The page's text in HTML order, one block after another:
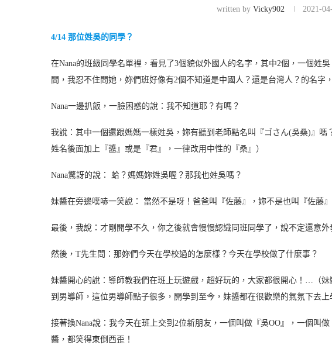
written byVicky902 2021-
4/14 那位姓吳的同學？
在Nana的班級同學名單裡，看見了3個貌似外國人的名字，其中2個，一個姓
間，我忍不住問她，妳們班好像有2個不知道是中國人？還是台灣人？的名字
Nana一邊扒飯，一臉困惑的說：我不知道耶？有嗎？
我說：其中一個還跟媽媽一樣姓吳，妳有聽到老師點名叫『ゴさん(吳桑)』
姓名後面加上『醬』或是『君』，一律改用中性的『桑』）
Nana驚訝的說： 蛤？媽媽妳姓吳喔？那我也姓吳嗎？
妹醬在旁邊噗哧一笑說： 當然不是呀！爸爸叫『佐藤』，妳不是也叫『佐藤』
最後，我說：才剛開學不久，你之後就會慢慢認識同班同學了，說不定還意外
然後，T先生問：那妳們今天在學校過的怎麼樣？今天在學校做了什麼事？
妹醬開心的說：導師教我們在班上玩遊戲，超好玩的，大家都很開心！…（
到男導師，這位男導師點子很多，開學到至今，妹醬都在很歡樂的氣氛下去上
接著換Nana說：我今天在班上交到2位新朋友，一個叫做『吳OO』，一個叫
醬，都笑得東倒西歪！